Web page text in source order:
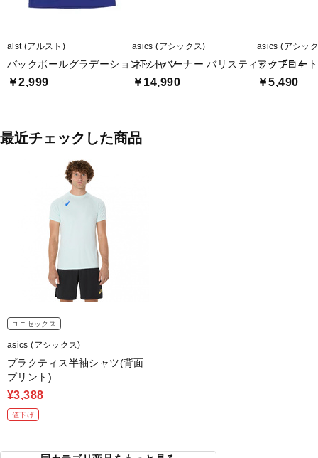
alst (アルスト)
バックボールグラデーションTシャツ
￥2,999
asics (アシックス)
ネットバーナー バリスティック FF 4
￥14,990
asics (アシッ
アップコー
￥5,490
最近チェックした商品
ユニセックス
asics (アシックス)
プラクティス半袖シャツ(背面
プリント)
¥3,388
値下げ